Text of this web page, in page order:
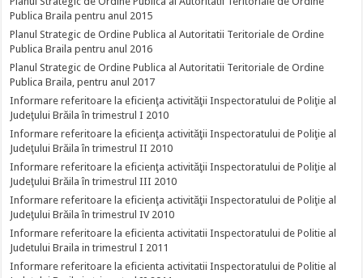
Publica Braila pentru anul 2015
Planul Strategic de Ordine Publica al Autoritatii Teritoriale de Ordine
Publica Braila pentru anul 2016
Planul Strategic de Ordine Publica al Autoritatii Teritoriale de Ordine
Publica Braila, pentru anul 2017
Informare referitoare la eficienţa activităţii Inspectoratului de Poliţie al
Judeţului Brăila în trimestrul I 2010
Informare referitoare la eficienţa activităţii Inspectoratului de Poliţie al
Judeţului Brăila în trimestrul II 2010
Informare referitoare la eficienţa activităţii Inspectoratului de Poliţie al
Judeţului Brăila în trimestrul III 2010
Informare referitoare la eficienţa activităţii Inspectoratului de Poliţie al
Judeţului Brăila în trimestrul IV 2010
Informare referitoare la eficienta activitatii Inspectoratului de Politie al
Judetului Braila in trimestrul I 2011
Informare referitoare la eficienta activitatii Inspectoratului de Politie al